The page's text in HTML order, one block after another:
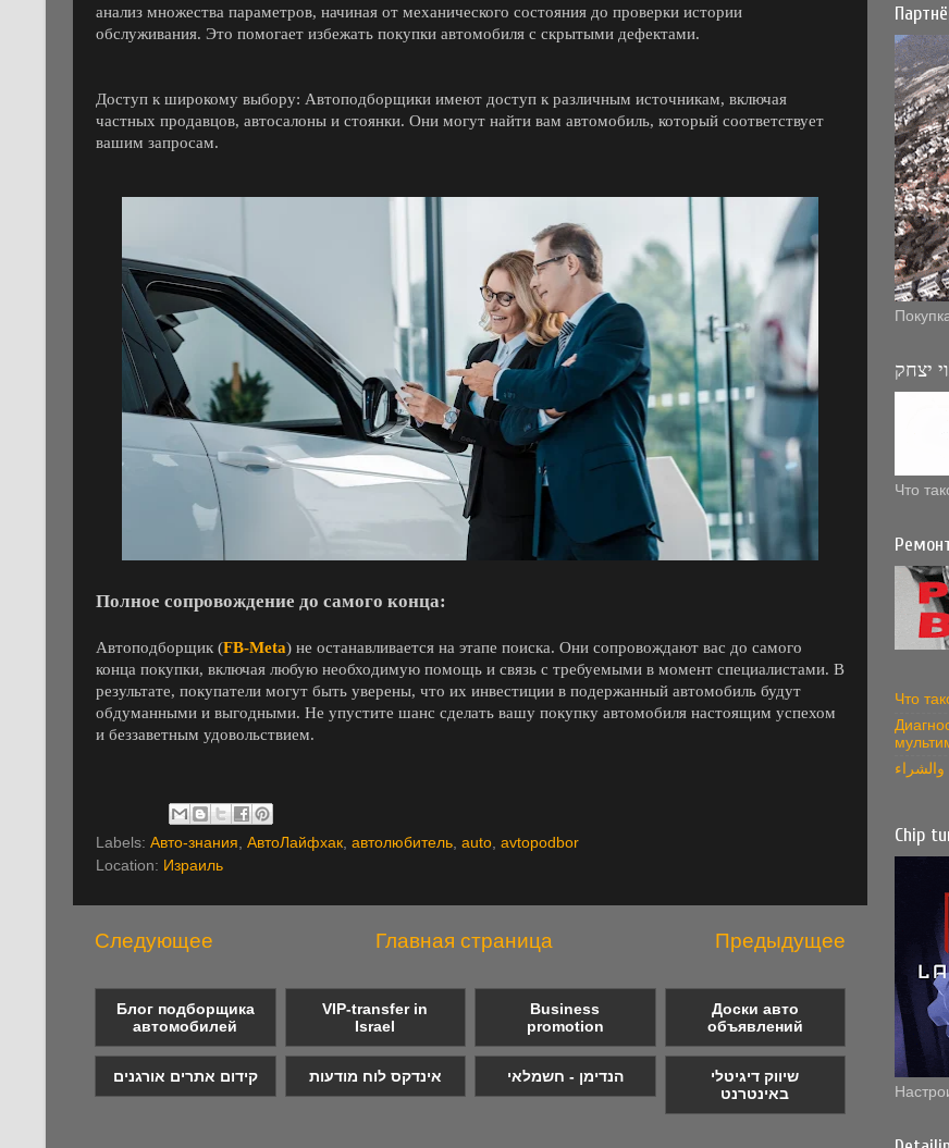
анализ множества параметров, начиная от механического состояния до проверки истории
обслуживания. Это помогает избежать покупки автомобиля с скрытыми дефектами.
Доступ к широкому выбору: Автоподборщики имеют доступ к различным источникам, включая
частных продавцов, автосалоны и стоянки. Они могут найти вам автомобиль, который соответствует
вашим запросам.
Полное сопровождение до самого конца:
Автоподборщик (FB-Meta) не останавливается на этапе поиска. Они сопровождают вас до самого
конца покупки, включая любую необходимую помощь и связь с требуемыми в момент специалистами. В
результате, покупатели могут быть уверены, что их инвестиции в подержанный автомобиль будут
обдуманными и выгодными. Не упустите шанс сделать вашу покупку автомобиля настоящим успехом
и беззаветным удовольствием.
Labels: Авто-знания, АвтоЛайфхак, автолюбитель, auto, avtopodbor
Location: Израиль
Следующее Предыдущее
Главная страница
Блог подборщика
автомобилей
VIP-transfer in
Israel
Business
promotion
Доски авто
объявлений
קידום אתרים אורגנים אינדקס לוח מודעות הנדימן - חשמלאי
שיווק דיגיטלי
באינטרנט
יצחק
Что
Что
Chip